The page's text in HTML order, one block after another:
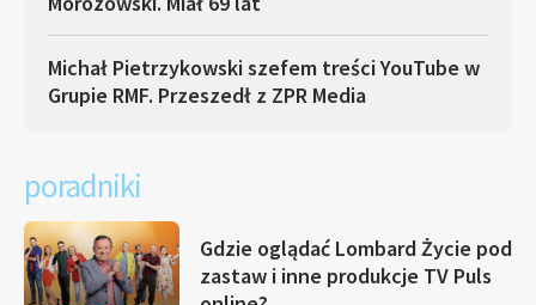
Michał Pietrzykowski szefem treści YouTube w
Grupie RMF. Przeszedł z ZPR Media
poradniki
Gdzie oglądać Lombard Życie pod
zastaw i inne produkcje TV Puls